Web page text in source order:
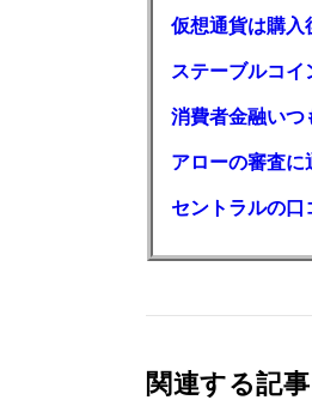
仮想通貨は購入
ステーブルコ
消費者金融いつ
アローの審査に
セントラルの口
関連する記事